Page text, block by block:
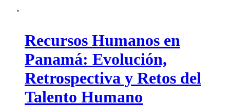
Recursos Humanos en
Panamá: Evolución,
Retrospectiva y Retos del
Talento Humano